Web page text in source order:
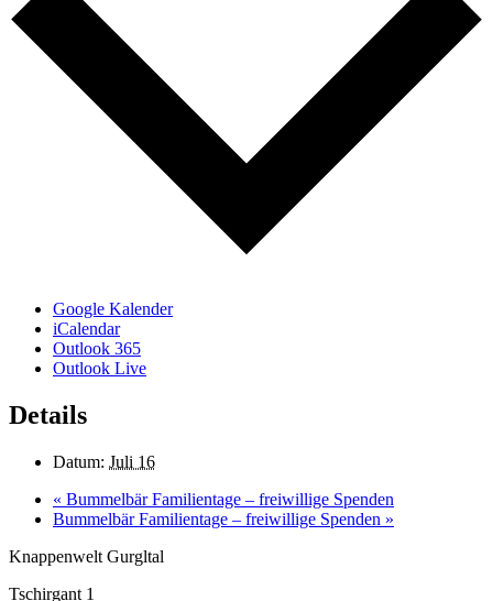
Google Kalender
iCalendar
Outlook 365
Outlook Live
Details
Datum: Juli 16
« Bummelbär Familientage – freiwillige Spenden
Bummelbär Familientage – freiwillige Spenden »
Knappenwelt Gurgltal
Tschirgant 1